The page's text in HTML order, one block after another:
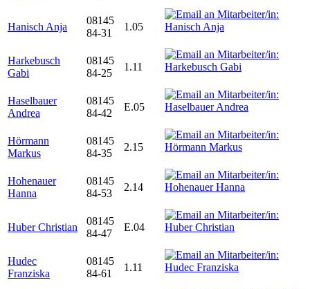
Hanisch Anja
08145
84-31
1.05
Harkebusch
Gabi
08145
84-25
1.11
Haselbauer
Andrea
08145
84-42
E.05
Hörmann
Markus
08145
84-35
2.15
Hohenauer
Hanna
08145
84-53
2.14
Huber Christian
08145
84-47
E.04
Hudec
Franziska
08145
84-61
1.11